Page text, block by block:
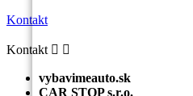
Kontakt
Kontakt  
vybavimeauto.sk
CAR STOP s.r.o.